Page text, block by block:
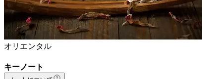
オリエンタル
キーノート